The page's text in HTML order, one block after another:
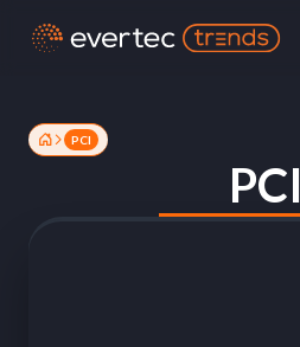
PCI
PCI